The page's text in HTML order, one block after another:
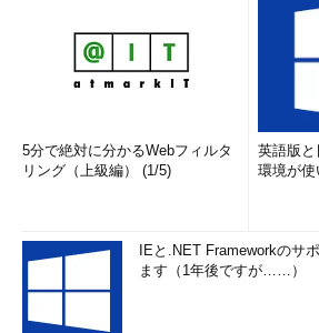
5分で絶対に分かるWebフィルタ
リング（上級編） (1/5)
英語版
環境が使
IEと.NET Frameworkのサ
ます（1年後ですが……）